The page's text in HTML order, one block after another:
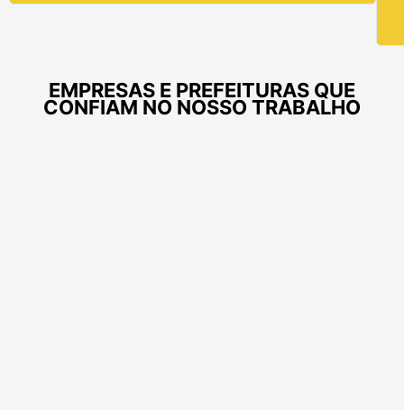
EMPRESAS E PREFEITURAS QUE
CONFIAM NO NOSSO TRABALHO